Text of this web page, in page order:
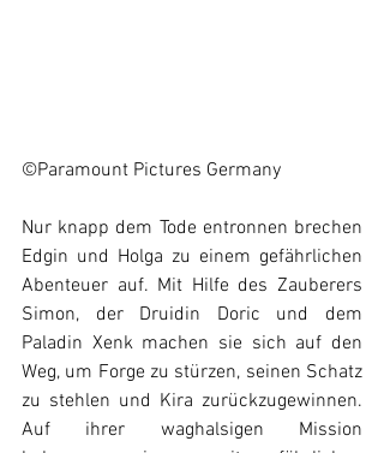
©Paramount Pictures Germany
Nur knapp dem Tode entronnen brechen
Edgin und Holga zu einem gefährlichen
Abenteuer auf. Mit Hilfe des Zauberers
Simon, der Druidin Doric und dem
Paladin Xenk machen sie sich auf den
Weg, um Forge zu stürzen, seinen Schatz
zu stehlen und Kira zurückzugewinnen.
Auf ihrer waghalsigen Mission